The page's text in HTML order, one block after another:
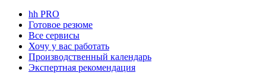
hh PRO
Готовое резюме
Все сервисы
Хочу у вас работать
Производственный календарь
Экспертная рекомендация